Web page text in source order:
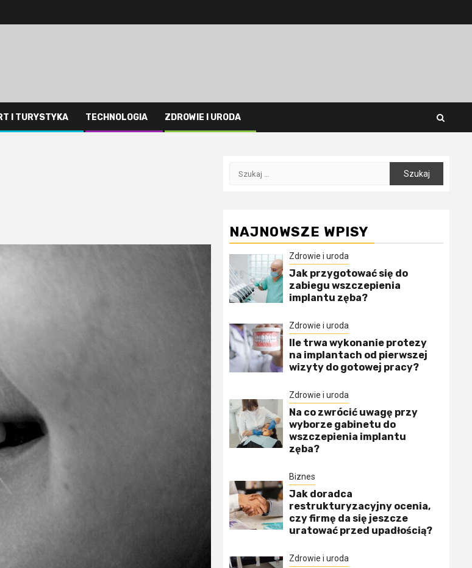
I TURYSTYKA TECHNOLOGIA ZDROWIE I URODA
NAJNOWSZE WPISY
Zdrowie i uroda
Jak przygotować się do
zabiegu wszczepienia
implantu zęba?
Zdrowie i uroda
Ile trwa wykonanie protezy
na implantach od pierwszej
wizyty do gotowej pracy?
Zdrowie i uroda
Na co zwrócić uwagę przy
wyborze gabinetu do
wszczepienia implantu
zęba?
Biznes
Jak doradca
restrukturyzacyjny ocenia,
czy firmę da się jeszcze
uratować przed upadłością?
Zdrowie i uroda